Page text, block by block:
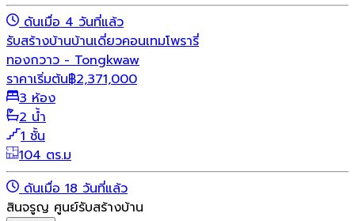
ดันเมื่อ 4 วันที่แล้ว
รับสร้างบ้านบ้านเดี่ยวคอนเทมโพรารี่
ทองกวาว - Tongkwaw
ราคาเริ่มต้น฿2,371,000
3 ห้อง
2 น้ำ
1 ชั้น
104 ตร.ม
ดันเมื่อ 18 วันที่แล้ว
สินจรูญ ศูนย์รับสร้างบ้าน